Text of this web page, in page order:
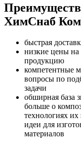
ХимСнаб
быстрая
низкие цены на
продукцию
компетентные
вопросы по
задачи
обширная база
больше о
технологиях
идеи для
материалов